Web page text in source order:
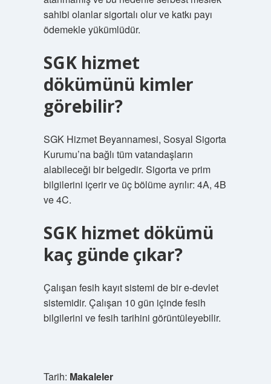
sahibi olanlar sigortalı olur ve katkı payı
ödemekle yükümlüdür.
SGK hizmet
dökümünü kimler
görebilir?
SGK Hizmet Beyannamesi, Sosyal Sigorta
Kurumu’na bağlı tüm vatandaşların
alabileceği bir belgedir. Sigorta ve prim
bilgilerini içerir ve üç bölüme ayrılır: 4A, 4B
ve 4C.
SGK hizmet dökümü
kaç günde çıkar?
Çalışan fesih kayıt sistemi de bir e-devlet
sistemidir. Çalışan 10 gün içinde fesih
bilgilerini ve fesih tarihini görüntüleyebilir.
Tarih: Makaleler